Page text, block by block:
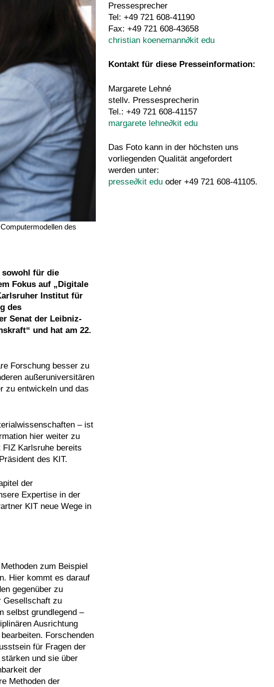
des
sowohl für die
Fokus auf „Digitale
Institut für
des
Senat der Leibniz-
und hat am 22.
Forschung besser zu
außeruniversitären
zu entwickeln und das
– ist
hier weiter zu
Karlsruhe bereits
des KIT.
der
Expertise in der
KIT neue Wege in
zum Beispiel
Hier kommt es darauf
gegenüber zu
Gesellschaft zu
selbst grundlegend –
Ausrichtung
Forschenden
für Fragen der
und sie über
der
Methoden der
Pressesprecher
Tel: +49 721 608-41190
Fax: +49 721 608-43658
christian koenemann∂kit edu
Kontakt für diese Presseinformation:
Margarete Lehné
stellv. Pressesprecherin
Tel.: +49 721 608-41157
margarete lehne∂kit edu
Das Foto kann in der höchsten uns
vorliegenden Qualität angefordert
werden unter:
presse∂kit edu oder +49 721 608-41105.